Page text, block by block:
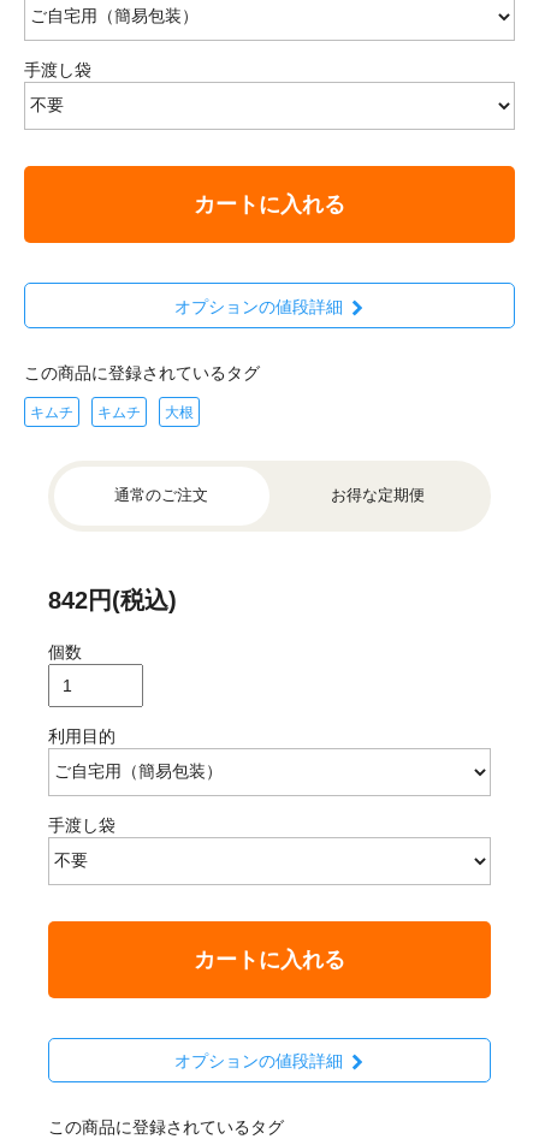
手渡し袋
カートに入れる
オプションの値段詳細
この商品に登録されているタグ
キムチ キムチ 大根
通常のご注文 お得な定期便
842円(税込)
個数
利用目的
手渡し袋
カートに入れる
オプションの値段詳細
この商品に登録されているタグ